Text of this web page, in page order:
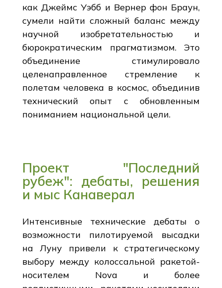
как Джеймс Уэбб и Вернер фон Браун,
сумели найти сложный баланс между
научной изобретательностью и
бюрократическим прагматизмом. Это
объединение стимулировало
целенаправленное стремление к
полетам человека в космос, объединив
технический опыт с обновленным
пониманием национальной цели.
Проект "Последний
рубеж": дебаты, решения
и мыс Канаверал
Интенсивные технические дебаты о
возможности пилотируемой высадки
на Луну привели к стратегическому
выбору между колоссальной ракетой-
носителем Nova и более